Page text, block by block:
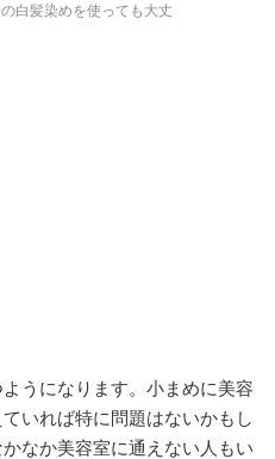
白髪染めを使っても大丈
うになります。小まめに美容
いれば特に問題はないかもし
なか美容室に通えない人もい